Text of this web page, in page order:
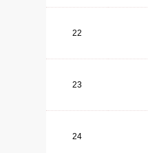
22
23
24